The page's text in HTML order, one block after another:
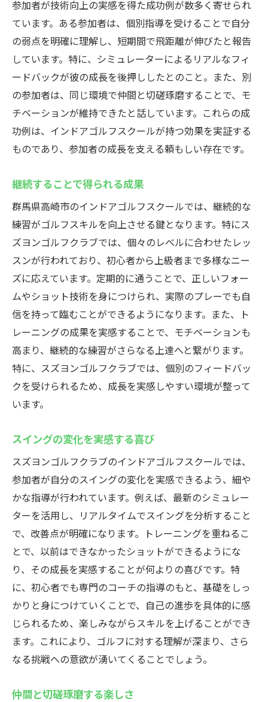
参加者が技術向上の実感を得た成功例が数多く寄せられ
ています。ある参加者は、個別指導を受けることで自分
の弱点を明確に理解し、短期間で飛距離が伸びたと報告
しています。特に、シミュレーターによるリアルなフィ
ードバックが彼の成長を後押ししたとのこと。また、別
の参加者は、同じ環境で仲間と切磋琢磨することで、モ
チベーションが維持できたと話しています。これらの成
功例は、インドアゴルフスクールが持つ効果を実証する
ものであり、参加者の成長を支える頼もしい存在です。
継続することで得られる成果
群馬県高崎市のインドアゴルフスクールでは、継続的な
練習がゴルフスキルを向上させる鍵となります。特にス
ズヨンゴルフクラブでは、個々のレベルに合わせたレッ
スンが行われており、初心者から上級者まで多様なニー
ズに応えています。定期的に通うことで、正しいフォー
ムやショット技術を身につけられ、実際のプレーでも自
信を持って臨むことができるようになります。また、ト
レーニングの成果を実感することで、モチベーションも
高まり、継続的な練習がさらなる上達へと繋がります。
特に、スズヨンゴルフクラブでは、個別のフィードバッ
クを受けられるため、成長を実感しやすい環境が整って
います。
スイングの変化を実感する喜び
スズヨンゴルフクラブのインドアゴルフスクールでは、
参加者が自分のスイングの変化を実感できるよう、細や
かな指導が行われています。例えば、最新のシミュレー
ターを活用し、リアルタイムでスイングを分析すること
で、改善点が明確になります。トレーニングを重ねるこ
とで、以前はできなかったショットができるようにな
り、その成長を実感することが何よりの喜びです。特
に、初心者でも専門のコーチの指導のもと、基礎をしっ
かりと身につけていくことで、自己の進歩を具体的に感
じられるため、楽しみながらスキルを上げることができ
ます。これにより、ゴルフに対する理解が深まり、さら
なる挑戦への意欲が湧いてくることでしょう。
仲間と切磋琢磨する楽しさ